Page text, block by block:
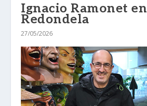
Ignacio Ramonet en
Redondela
27/05/2026